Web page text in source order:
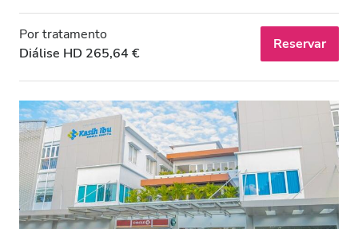
0-100 EUR
200 - 300 EUR
300+ EUR
Todos os Turnos
Por tratamento
Diálise HD 265,64 €
Reservar